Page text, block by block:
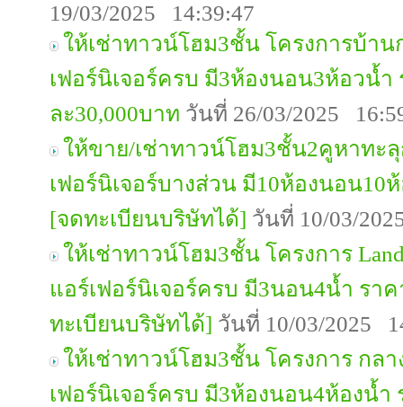
19/03/2025 14:39:47
ให้เช่าทาวน์โฮม3ชั้น โครงการบ้าน
เฟอร์นิเจอร์ครบ มี3ห้องนอน3ห้อวน้ำ
ละ30,000บาท วันที่ 26/03/2025
ให้ขาย/เช่าทาวน์โฮม3ชั้น2คูหาทะ
เฟอร์นิเจอร์บางส่วน มี10ห้องนอน10
[จดทะเบียนบริษัทได้] วันที่ 10/03/
ให้เช่าทาวน์โฮม3ชั้น โครงการ
แอร์เฟอร์นิเจอร์ครบ มี3นอน4น้ำ รา
ทะเบียนบริษัทได้] วันที่ 10/03/2025
ให้เช่าทาวน์โฮม3ชั้น โครงการ กล
เฟอร์นิเจอร์ครบ มี3ห้องนอน4ห้องน้ำ